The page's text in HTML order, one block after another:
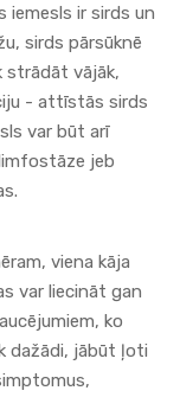
iemesls ir sirds un
sirds pārsūknē
strādāt vājāk,
- attīstās sirds
var būt arī
jeb
viena kāja
var liecināt gan
ko
dažādi, jābūt ļoti